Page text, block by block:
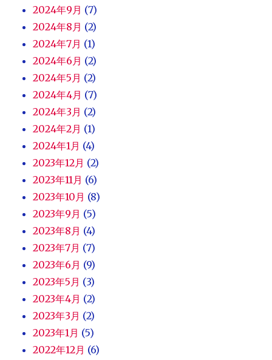
2024年9月 (7)
2024年8月 (2)
2024年7月 (1)
2024年6月 (2)
2024年5月 (2)
2024年4月 (7)
2024年3月 (2)
2024年2月 (1)
2024年1月 (4)
2023年12月 (2)
2023年11月 (6)
2023年10月 (8)
2023年9月 (5)
2023年8月 (4)
2023年7月 (7)
2023年6月 (9)
2023年5月 (3)
2023年4月 (2)
2023年3月 (2)
2023年1月 (5)
2022年12月 (6)